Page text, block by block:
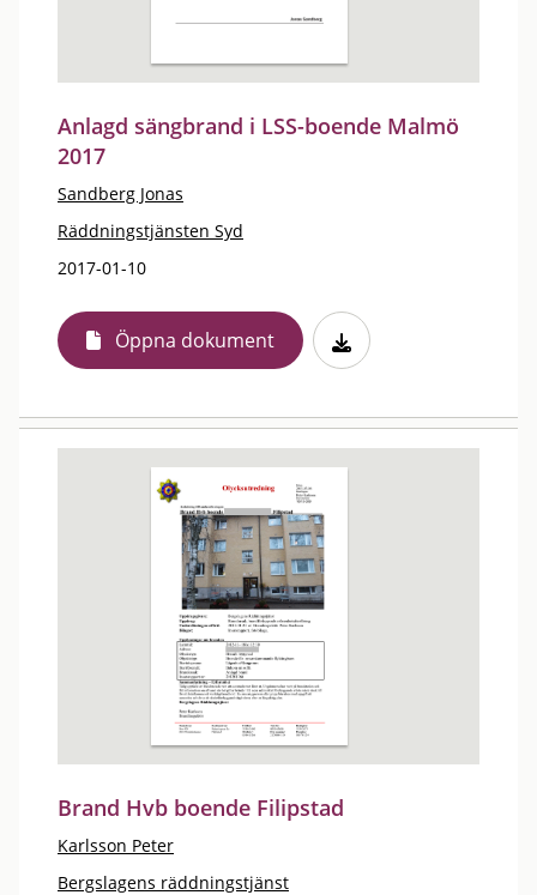
Anlagd sängbrand i LSS-boende Malmö
2017
Sandberg Jonas
Räddningstjänsten Syd
2017-01-10
Öppna dokument
Brand Hvb boende Filipstad
Karlsson Peter
Bergslagens räddningstjänst